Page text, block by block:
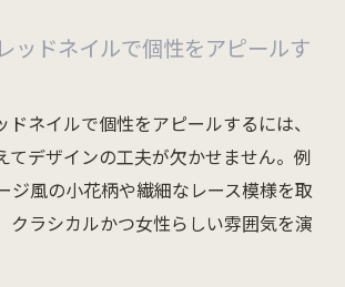
ーク風ネイルで感性を磨く楽しみ
通じて毎日を彩るアイデア
ークレッドネイルで新しい自分に
ッドネイルで個性をアピールす
ドネイルで個性をアピールするには、
てデザインの工夫が欠かせません。例
ジ風の小花柄や繊細なレース模様を取
クラシカルかつ女性らしい雰囲気を演